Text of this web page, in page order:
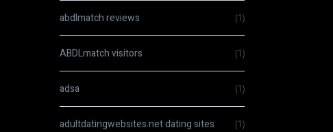
abdlmatch reviews (1)
ABDLmatch visitors (1)
adsa (1)
adultdatingwebsites.net dating sites (1)